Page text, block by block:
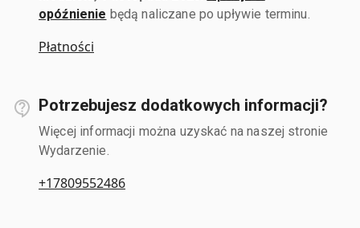
opóźnienie będą naliczane po upływie terminu.
Płatności
Potrzebujesz dodatkowych informacji?
Więcej informacji można uzyskać na naszej stronie
Wydarzenie.
+17809552486